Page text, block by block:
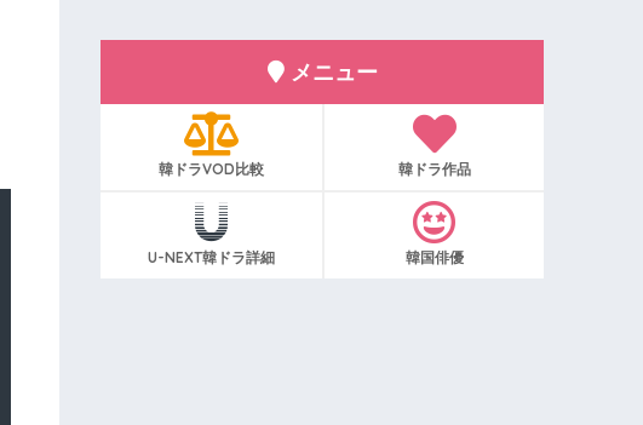
メニュー
韓ドラVOD比較 韓ドラ作品
U-NEXT韓ドラ詳細 韓国俳優